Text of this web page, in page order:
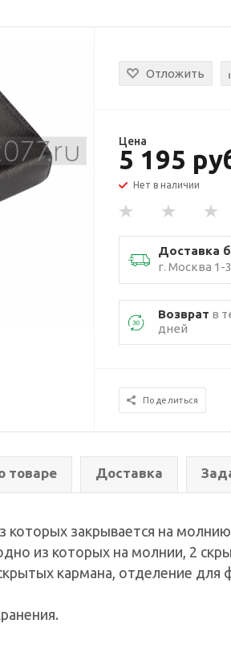
Отложить
Цена
5 195
Нет в наличии
Доставка
г. Москва 1-
Возврат в
дней
Поделиться
товаре Доставка
которых закрывается на
из которых на молнии, 2
кармана, отделение для